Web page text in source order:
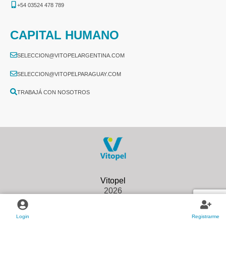
Login Registrarme
+54 03524 478 789​
CAPITAL HUMANO
SELECCION@VITOPELARGENTINA.COM
SELECCION@VITOPELPARAGUAY.COM
TRABAJÁ CON NOSOTROS
2026